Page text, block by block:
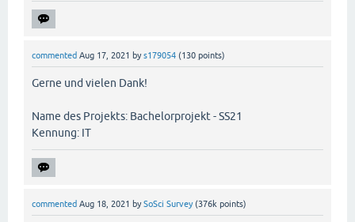
commented Aug 17, 2021 bys179054 (130 points)
Gerne und vielen Dank!
Name des Projekts: Bachelorprojekt - SS21
Kennung: IT
commented Aug 18, 2021 bySoSci Survey (376k points)